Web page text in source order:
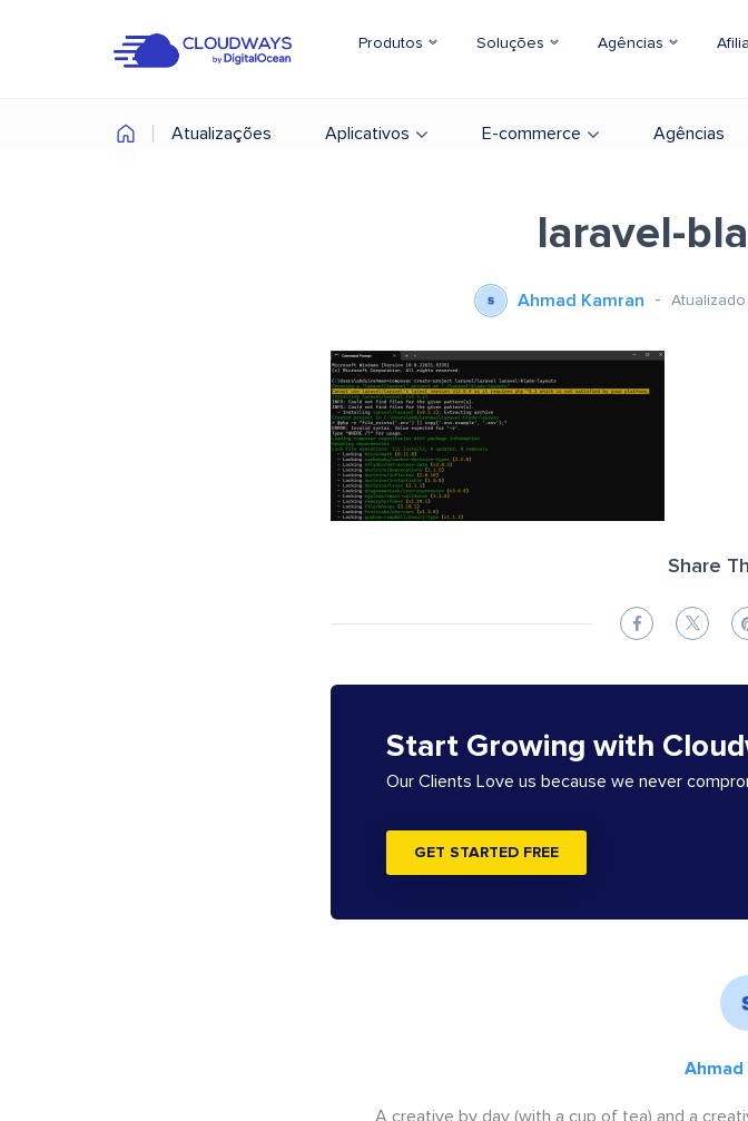
Produtos Soluções Agências
Atualizações Aplicativos E-commerce Agências
laravel-
Ahmad Kamran
Share
Start Growing with
Our Clients Love us because we never
GET STARTED FREE
Ahmad
A creative by day (with a cup of tea) and a